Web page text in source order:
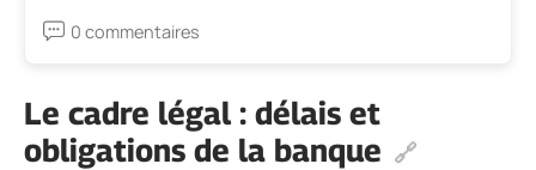
0 commentaires
Le cadre légal : délais et
obligations de la banque